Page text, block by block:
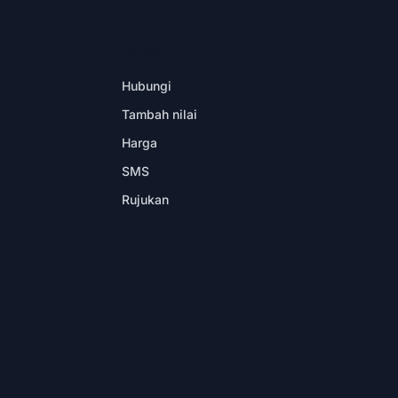
Hubungi
Tambah nilai
Harga
SMS
Rujukan